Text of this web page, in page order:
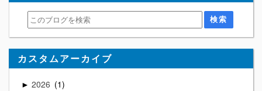
カスタムアーカイブ
► 2026 1